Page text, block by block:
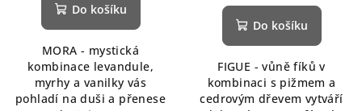
Do košíku
MORA - mystická
kombinace levandule,
myrhy a vanilky vás
pohladí na duši a přenese
Do košíku
FIGUE - vůně fíků v
kombinaci s pižmem a
cedrovým dřevem vytváří